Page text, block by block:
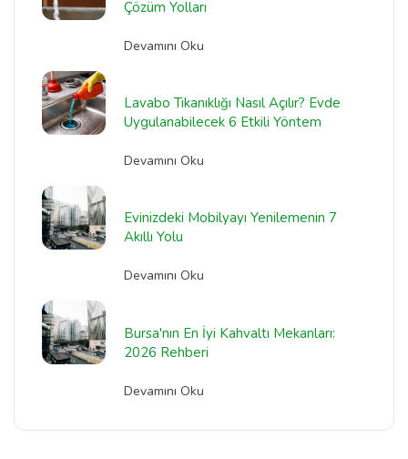
Çözüm Yolları
Devamını Oku
Lavabo Tıkanıklığı Nasıl Açılır? Evde
Uygulanabilecek 6 Etkili Yöntem
Devamını Oku
Evinizdeki Mobilyayı Yenilemenin 7
Akıllı Yolu
Devamını Oku
Bursa'nın En İyi Kahvaltı Mekanları:
2026 Rehberi
Devamını Oku